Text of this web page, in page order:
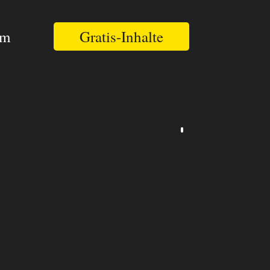
Gratis-Inhalte